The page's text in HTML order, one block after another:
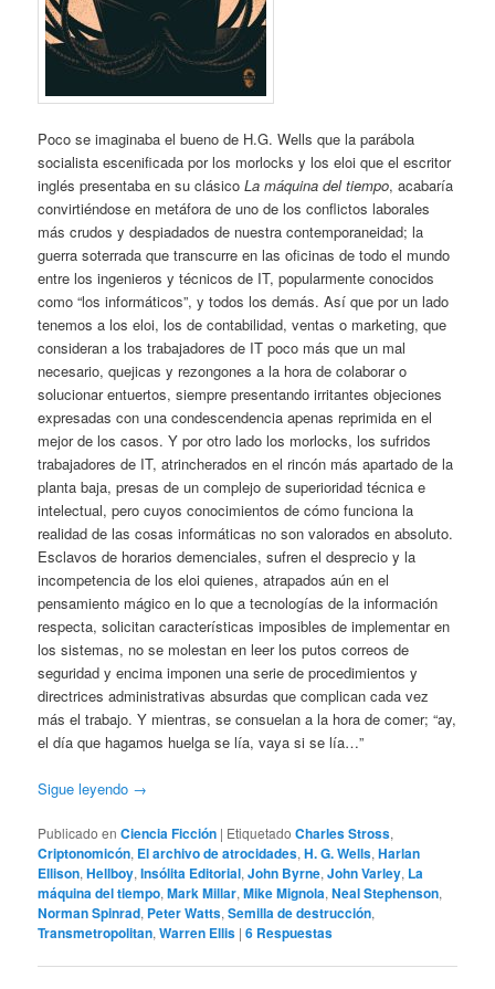
Poco se imaginaba el bueno de H.G. Wells que la parábola
socialista escenificada por los morlocks y los eloi que el escritor
inglés presentaba en su clásicoLa máquina del tiempo, acabaría
convirtiéndose en metáfora de uno de los conflictos laborales
más crudos y despiadados de nuestra contemporaneidad; la
guerra soterrada que transcurre en las oficinas de todo el mundo
entre los ingenieros y técnicos de IT, popularmente conocidos
como “los informáticos”, y todos los demás. Así que por un lado
tenemos a los eloi, los de contabilidad, ventas o marketing, que
consideran a los trabajadores de IT poco más que un mal
necesario, quejicas y rezongones a la hora de colaborar o
solucionar entuertos, siempre presentando irritantes objeciones
expresadas con una condescendencia apenas reprimida en el
mejor de los casos. Y por otro lado los morlocks, los sufridos
trabajadores de IT, atrincherados en el rincón más apartado de la
planta baja, presas de un complejo de superioridad técnica e
intelectual, pero cuyos conocimientos de cómo funciona la
realidad de las cosas informáticas no son valorados en absoluto.
Esclavos de horarios demenciales, sufren el desprecio y la
incompetencia de los eloi quienes, atrapados aún en el
pensamiento mágico en lo que a tecnologías de la información
respecta, solicitan características imposibles de implementar en
los sistemas, no se molestan en leer los putos correos de
seguridad y encima imponen una serie de procedimientos y
directrices administrativas absurdas que complican cada vez
más el trabajo. Y mientras, se consuelan a la hora de comer; “ay,
el día que hagamos huelga se lía, vaya si se lía…”
Sigue leyendo →
Publicado en Ciencia Ficción | Etiquetado Charles Stross,
Criptonomicón, El archivo de atrocidades,H. G. Wells,Harlan
Ellison,Hellboy,Insólita Editorial,John Byrne,John Varley, La
máquina del tiempo,Mark Millar,Mike Mignola,Neal Stephenson,
Norman Spinrad, Peter Watts,Semilla de destrucción,
Transmetropolitan,Warren Ellis |6 Respuestas